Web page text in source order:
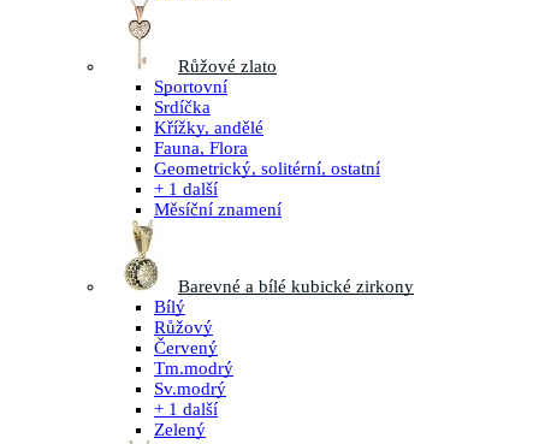
Růžové zlato
Sportovní
Srdíčka
Křížky, andělé
Fauna, Flora
Geometrický, solitérní, ostatní
+ 1 další
Měsíční znamení
Barevné a bílé kubické zirkony
Bílý
Růžový
Červený
Tm.modrý
Sv.modrý
+ 1 další
Zelený